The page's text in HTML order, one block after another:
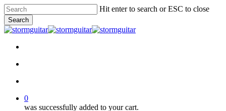
Skip
to
main
content
Hit enter to search or ESC to close
Search
Close
0
was successfully added to your cart.